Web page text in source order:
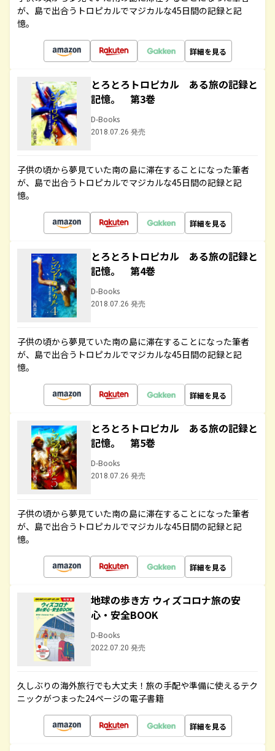
が、島で出合うトロピカルでマジカルな45日間の記録と記
憶。
詳細を見る
とろとろトロピカル ある旅の記録と
記憶。 第3巻
D-Books
2018.07.26 発売
子供の頃から夢見ていた南の島に滞在することになった筆者
が、島で出合うトロピカルでマジカルな45日間の記録と記
憶。
詳細を見る
とろとろトロピカル ある旅の記録と
記憶。 第4巻
D-Books
2018.07.26 発売
子供の頃から夢見ていた南の島に滞在することになった筆者
が、島で出合うトロピカルでマジカルな45日間の記録と記
憶。
詳細を見る
とろとろトロピカル ある旅の記録と
記憶。 第5巻
D-Books
2018.07.26 発売
子供の頃から夢見ていた南の島に滞在することになった筆者
が、島で出合うトロピカルでマジカルな45日間の記録と記
憶。
詳細を見る
地球の歩き方 ウィズコロナ旅の安
心・安全BOOK
D-Books
2022.07.20 発売
久しぶりの海外旅行でも大丈夫！旅の手配や準備に使えるテク
ニックがつまった24ページの電子書籍
詳細を見る